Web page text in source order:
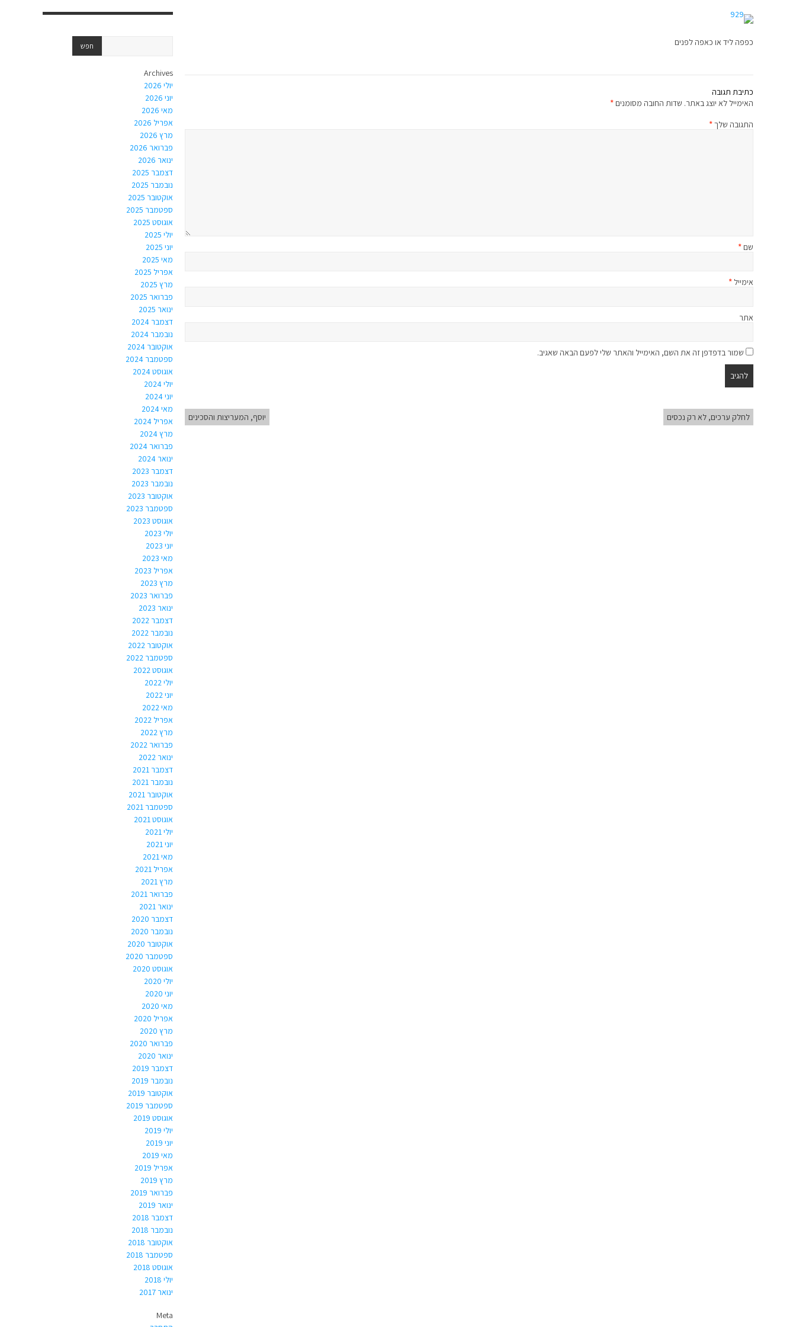
כפפה ליד או כאפה לפנים
כתיבת תגובה
האימייל לא יוצג באתר. שדות החובה מסומנים*
התגובה שלך*
שם*
אימייל *
אתר
שמור בדפדפן זה את השם, האימייל והאתר שלי לפעם הבאה שאגיב.
לחלק ערכים, לא רק נכסים יוסף, המעריצות והסכינים
Archives
יולי 2026
יוני 2026
מאי 2026
אפריל 2026
מרץ 2026
פברואר 2026
ינואר 2026
דצמבר 2025
נובמבר 2025
אוקטובר 2025
ספטמבר 2025
אוגוסט 2025
יולי 2025
יוני 2025
מאי 2025
אפריל 2025
מרץ 2025
פברואר 2025
ינואר 2025
דצמבר 2024
נובמבר 2024
אוקטובר 2024
ספטמבר 2024
אוגוסט 2024
יולי 2024
יוני 2024
מאי 2024
אפריל 2024
מרץ 2024
פברואר 2024
ינואר 2024
דצמבר 2023
נובמבר 2023
אוקטובר 2023
ספטמבר 2023
אוגוסט 2023
יולי 2023
יוני 2023
מאי 2023
אפריל 2023
מרץ 2023
פברואר 2023
ינואר 2023
דצמבר 2022
נובמבר 2022
אוקטובר 2022
ספטמבר 2022
אוגוסט 2022
יולי 2022
יוני 2022
מאי 2022
אפריל 2022
מרץ 2022
פברואר 2022
ינואר 2022
דצמבר 2021
נובמבר 2021
אוקטובר 2021
ספטמבר 2021
אוגוסט 2021
יולי 2021
יוני 2021
מאי 2021
אפריל 2021
מרץ 2021
פברואר 2021
ינואר 2021
דצמבר 2020
נובמבר 2020
אוקטובר 2020
ספטמבר 2020
אוגוסט 2020
יולי 2020
יוני 2020
מאי 2020
אפריל 2020
מרץ 2020
פברואר 2020
ינואר 2020
דצמבר 2019
נובמבר 2019
אוקטובר 2019
ספטמבר 2019
אוגוסט 2019
יולי 2019
יוני 2019
מאי 2019
אפריל 2019
מרץ 2019
פברואר 2019
ינואר 2019
דצמבר 2018
נובמבר 2018
אוקטובר 2018
ספטמבר 2018
אוגוסט 2018
יולי 2018
ינואר 2017
Meta